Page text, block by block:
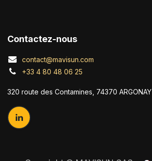
Contactez-nous
contact@mavisun.com
+33 4 80 48 06 25
320 route des Contamines, 74370 ARGONAY